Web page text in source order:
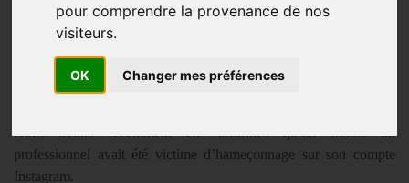
pour comprendre la provenance de nos
visiteurs.
OK Changer mes préférences
Cybersécurité
13/06/2024
Nous avons récemment été informés qu’au moins un
professionnel avait été victime d’hameçonnage sur son compte
Instagram.